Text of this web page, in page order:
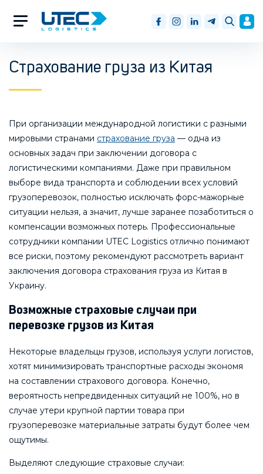
Страхование груза из Китая
При организации международной логистики с разными
мировыми странами страхование груза — одна из
основных задач при заключении договора с
логистическими компаниями. Даже при правильном
выборе вида транспорта и соблюдении всех условий
грузоперевозок, полностью исключать форс-мажорные
ситуации нельзя, а значит, лучше заранее позаботиться о
компенсации возможных потерь. Профессиональные
сотрудники компании UTEC Logistics отлично понимают
все риски, поэтому рекомендуют рассмотреть вариант
заключения договора страхования груза из Китая в
Украину.
Возможные страховые случаи при
перевозке грузов из Китая
Некоторые владельцы грузов, используя услуги логистов,
хотят минимизировать транспортные расходы экономя
на составлении страхового договора. Конечно,
вероятность непредвиденных ситуаций не 100%, но в
случае утери крупной партии товара при
грузоперевозке материальные затраты будут более чем
ощутимы.
Выделяют следующие страховые случаи: